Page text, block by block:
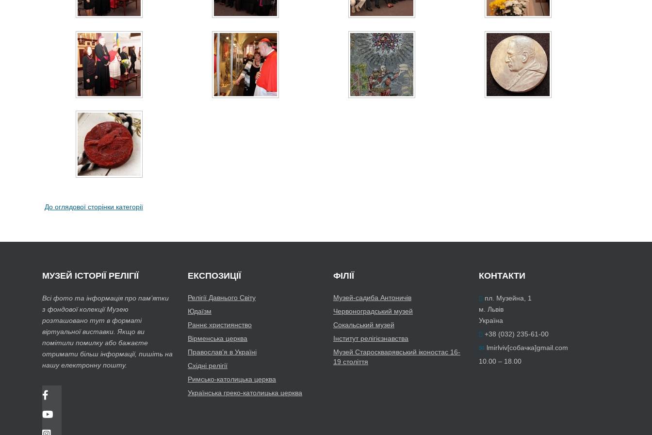
До оглядової сторінки категорії
МУЗЕЙ ІСТОРІЇ РЕЛІГІЇ
Всі фото та інформація про пам’ятки
з фондової колекції Музею
розташовано тут в форматі
віртуальної виставки. Якщо ви
помітили помилку або бажаєте
отримати більш інформації, пишіть на
нашу електронну пошту.
ЕКСПОЗИЦІЇ
Релігії Давнього Світу
Юдаїзм
Раннє християнство
Вірменська церква
Православ’я в Україні
Східні релігії
Римсько-католицька церква
Українська греко-католицька церква
ФІЛІЇ
Музей-садиба Антоничів
Червоноградський музей
Сокальський музей
Інститут релігієзнавства
Музей Староскварявський іконостас 16-
19 cтоліття
КОНТАКТИ
пл. Музейна, 1
м. Львів
Україна
+38 (032) 235-61-00
lmirlviv[собачка]gmail.com
10.00 – 18.00